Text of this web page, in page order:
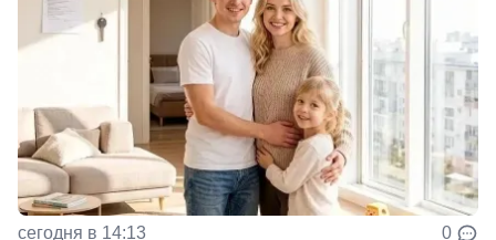
сегодня в 14:13 0